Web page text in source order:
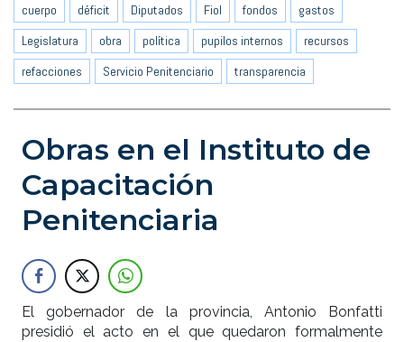
cuerpo
déficit Diputados Fiol fondos
gastos
Legislatura
obra política pupilos internos
recursos
refacciones
Servicio Penitenciario transparencia
Obras en el Instituto de
Capacitación
Penitenciaria
El gobernador de la provincia, Antonio Bonfatti
presidió el acto en el que quedaron formalmente